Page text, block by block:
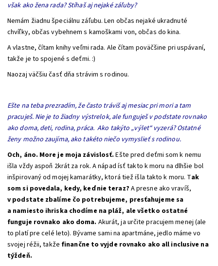
však ako žena rada? Stíhaš aj nejaké záľuby?
Nemám žiadnu špeciálnu záľubu. Len občas nejaké ukradnuté
chvíľky, občas vybehnem s kamoškami von, občas do kina.
A vlastne, čítam knihy veľmi rada. Ale čítam poväčšine pri uspávaní,
takže je to spojené s deťmi. :)
Naozaj väčšiu časť dňa strávim s rodinou.
Ešte na teba prezradím, že často tráviš aj mesiac pri mori a tam
pracuješ. Nie je to žiadny výstrelok, ale funguješ v podstate rovnako
ako doma, deti, rodina, práca. Ako takýto „výlet“ vyzerá? Ostatné
ženy možno zaujíma, ako takéto niečo vymyslieť s rodinou.
Och, áno. More je moja závislosť. Ešte pred deťmi som k nemu
išla vždy aspoň 2krát za rok. A nápad ísť takto k moru na dlhšie bol
inšpirovaný od mojej kamarátky, ktorá tiež išla takto k moru. Tak
som si povedala, kedy, keď nie teraz? A presne ako vravíš,
v podstate zbalíme čo potrebujeme, presťahujeme sa
a namiesto ihriska chodíme na pláž, ale všetko ostatné
funguje rovnako ako doma. Akurát, ja určite pracujem menej (ale
to platí pre celé leto). Bývame sami na apartmáne, jedlo máme vo
svojej réžii, takže finančne to vyjde rovnako ako all inclusive na
týždeň.